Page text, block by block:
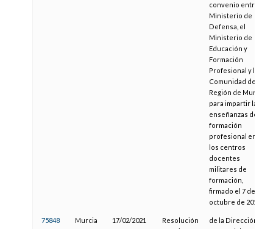
convenio entre el
Ministerio de
Defensa, el
Ministerio de
Educación y
Formación
Profesional y la
Comunidad de la
Región de Murcia,
para impartir las
enseñanzas de
formación
profesional en
los centros
docentes
militares de
formación,
firmado el 7 de
octubre de 2019"
75848 Murcia 17/02/2021
Resolución
de la Dirección